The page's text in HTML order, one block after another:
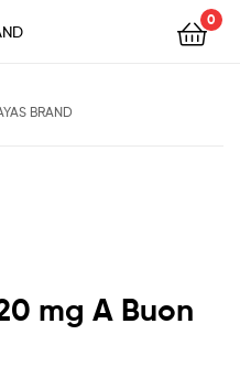
0
BRAND
mg A Buon